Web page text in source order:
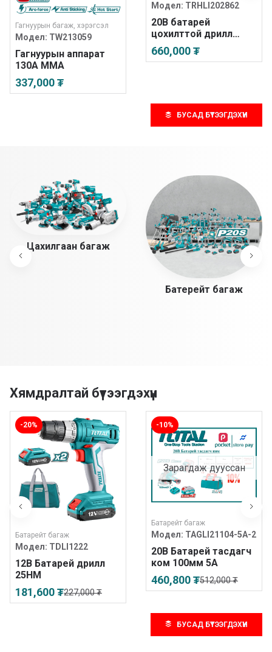
Гагнуурын багаж, хэрэгсэл
Модел: TW213059
Гагнуурын аппарат
130А MMA
337,000 ₮
Модел: TRHLI202862
20В батарей
цохилттой дрилл
28мм
660,000 ₮
БУСАД БҮТЭЭГДЭХҮҮН
Цахилгаан багаж
Батерейт багаж
Хямдралтай бүтээгдэхүүн
-20%
Батарейт багаж
Модел: TDLI1222
12В Батарей дрилл
25НМ
181,600 ₮227,000 ₮
-10%
Зарагдаж дууссан
Батарейт багаж
Модел: TAGLI21104-5A-2
20В Батарей тасдагч
ком 100мм 5А
460,800 ₮512,000 ₮
БУСАД БҮТЭЭГДЭХҮҮН